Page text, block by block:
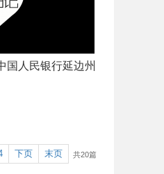
人民银行延边州
下页 末页 共20篇